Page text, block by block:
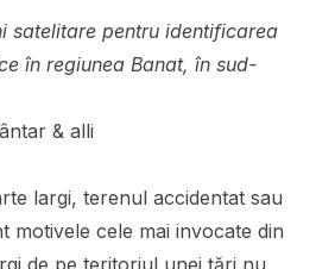
satelitare pentru identificarea
în regiunea Banat, în sud-
& alli
largi, terenul accidentat sau
motivele cele mai invocate din
de pe teritoriul unei ţări nu